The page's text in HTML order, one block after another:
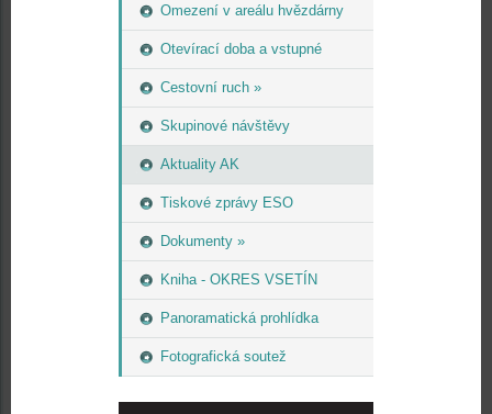
Omezení v areálu hvězdárny
Otevírací doba a vstupné
Cestovní ruch »
Skupinové návštěvy
Aktuality AK
Tiskové zprávy ESO
Dokumenty »
Kniha - OKRES VSETÍN
Panoramatická prohlídka
Fotografická soutež